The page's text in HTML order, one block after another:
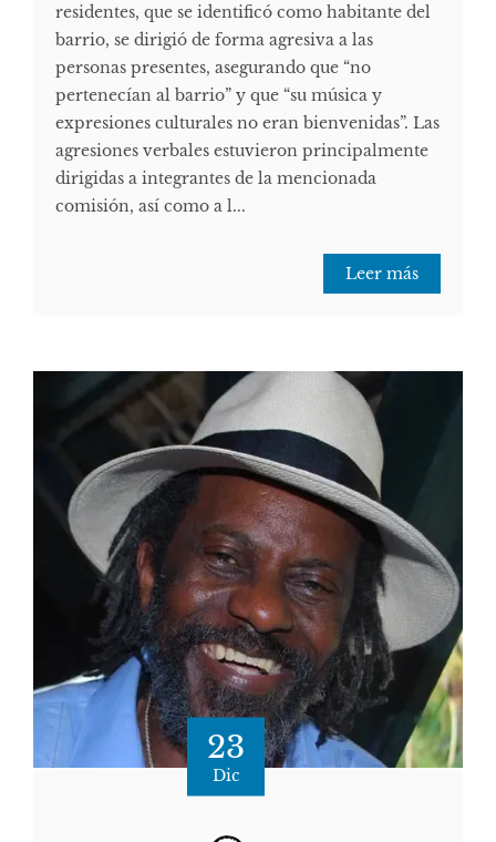
residentes, que se identificó como habitante del
barrio, se dirigió de forma agresiva a las
personas presentes, asegurando que “no
pertenecían al barrio” y que “su música y
expresiones culturales no eran bienvenidas”. Las
agresiones verbales estuvieron principalmente
dirigidas a integrantes de la mencionada
comisión, así como a l...
Leer más
23
Dic